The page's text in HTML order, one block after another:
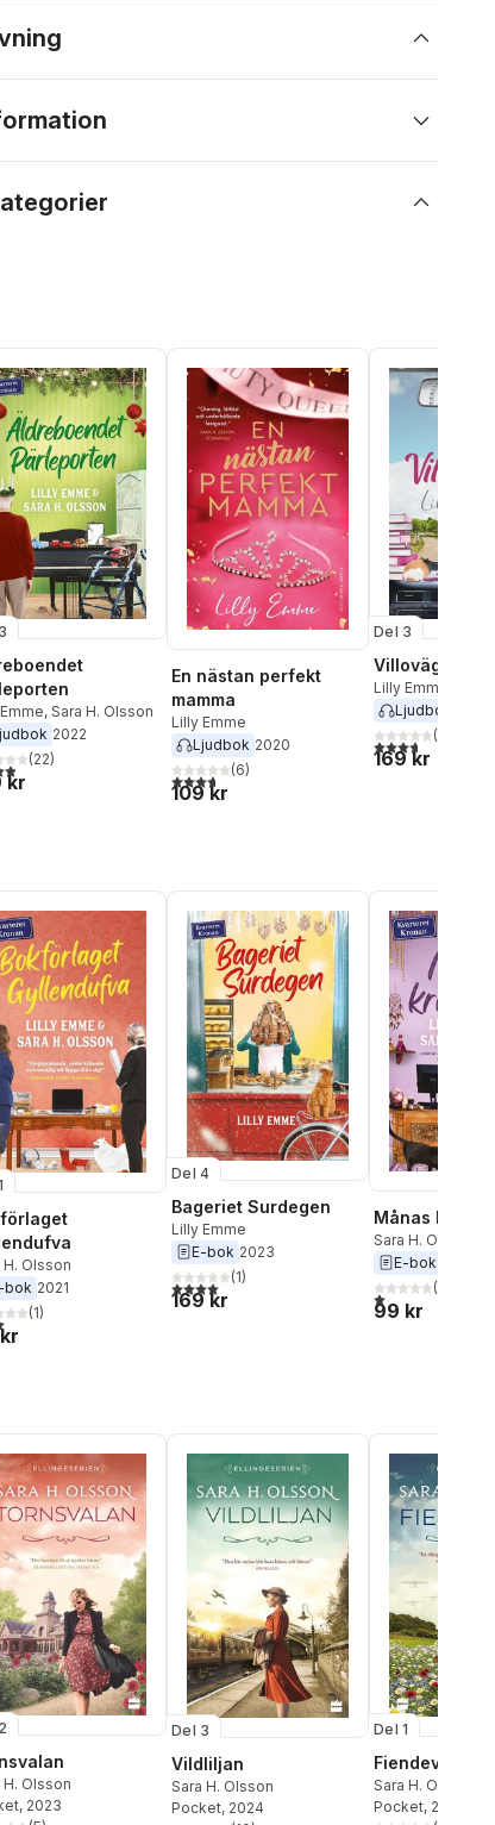
, Sara H. Olsson
2022
5 stjärnor. Totalt antal röster:
(22)
kr
En nästan perfekt
mamma
Lilly Emme
Ljudbok 2020
3,7utav 5 stjärnor. Totalt antal röster:
(6)
109 kr
Del 3
Villovägar
Lilly Emme
Ljudbok
3,7utav 5(
169 kr
H. Olsson
bok 2021
5 stjärnor. Totalt antal röster:
(1)
Del 4
Bageriet Surdegen
Lilly Emme
E-bok 2023
4,0utav 5 stjärnor. Totalt antal röster:
(1)
169 kr
Månas
Sara H. Olsson
E-bok
1,0utav 5(
99 kr
H. Olsson
, 2023
Del 3
Vildliljan
Sara H. Olsson
Pocket, 2024
Del 1
Fiendevän
Sara H. Olsson
Pocket, 2022